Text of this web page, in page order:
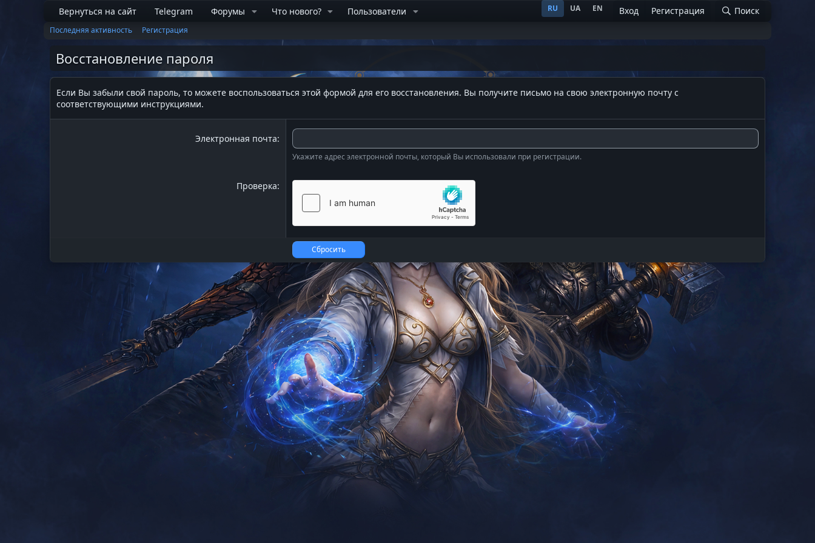
Вернуться на сайт Telegram Форумы Что нового? Пользователи RU UA EN Вход Регистрация Поиск
Последняя активность Регистрация
Восстановление пароля
Если Вы забыли свой пароль, то можете воспользоваться этой формой для его восстановления. Вы получите письмо на свою электронную почту с
соответствующими инструкциями.
Электронная почта
Укажите адрес электронной почты, который Вы использовали при регистрации.
Проверка
Сбросить